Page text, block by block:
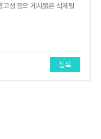
등록